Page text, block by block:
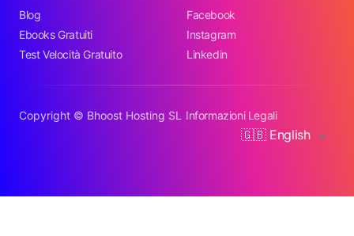
Blog
Ebooks Gratuiti
Test Velocità Gratuito
Facebook
Instagram
Linkedin
Copyright © Bhoost Hosting SL Informazioni Legali
🇬🇧 English